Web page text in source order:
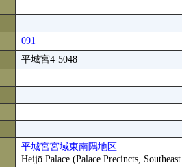
091
平城宮4-5048
平城宮宮域東南隅地区
Heijō Palace (Palace Precincts,